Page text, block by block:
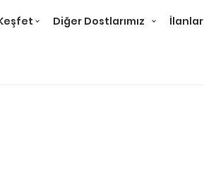
Diğer Dostlarımız İlanlar